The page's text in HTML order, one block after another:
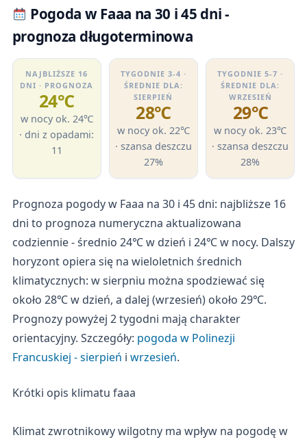
Pogoda w Faaa na 30 i 45 dni -
prognoza długoterminowa
NAJBLIŻSZE 16
DNI · PROGNOZA
24℃
w nocy ok. 24℃
· dni z opadami:
11
TYGODNIE 3-4 ·
ŚREDNIE DLA:
SIERPIEŃ
28℃
w nocy ok. 22℃
· szansa deszczu
27%
TYGODNIE 5-7 ·
ŚREDNIE DLA:
WRZESIEŃ
29℃
w nocy ok. 23℃
· szansa deszczu
28%
Prognoza pogody w Faaa na 30 i 45 dni: najbliższe 16
dni to prognoza numeryczna aktualizowana
codziennie - średnio 24℃ w dzień i 24℃ w nocy. Dalszy
horyzont opiera się na wieloletnich średnich
klimatycznych: w sierpniu można spodziewać się
około 28℃ w dzień, a dalej (wrzesień) około 29℃.
Prognozy powyżej 2 tygodni mają charakter
orientacyjny. Szczegóły: pogoda w Polinezji
Francuskiej - sierpień i wrzesień.
Krótki opis klimatu faaa
Klimat zwrotnikowy wilgotny ma wpływ na pogodę w